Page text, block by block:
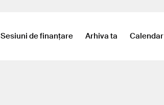
Sesiuni de finanțare Arhiva ta Calendar